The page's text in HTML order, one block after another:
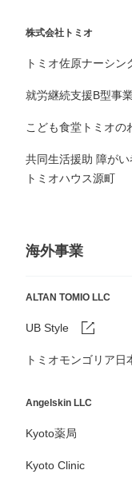
株式会社トミオ
トミオ佐原ナーシン
就労継続支援B型事
こども食堂トミオの
共同生活援助 障が
トミオハウス源町
海外事業
ALTAN TOMIO LLC
UB Style
トミオモンゴリア日
Angelskin LLC
Kyoto薬局
Kyoto Clinic